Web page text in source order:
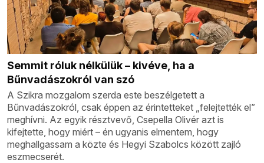
Semmit róluk nélkülük – kivéve, ha a
Bűnvadászokról van szó
A Szikra mozgalom szerda este beszélgetett a
Bűnvadászokról, csak éppen az érintetteket „felejtették el”
meghívni. Az egyik résztvevő, Csepella Olivér azt is
kifejtette, hogy miért – én ugyanis elmentem, hogy
meghallgassam a közte és Hegyi Szabolcs között zajló
eszmecserét.